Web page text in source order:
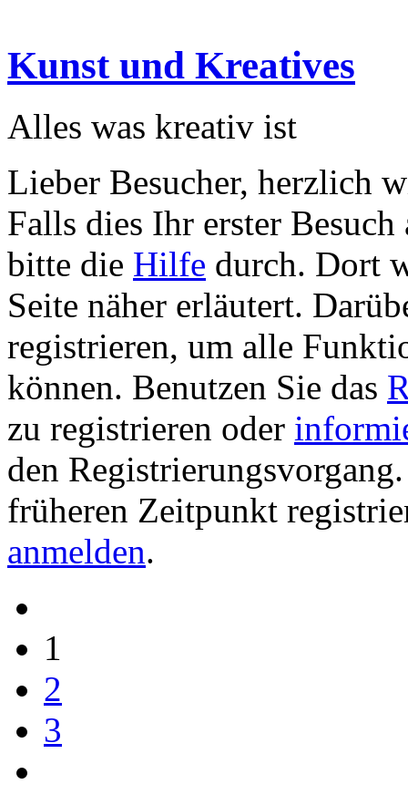
Kunst und Kreatives
Alles was kreativ ist
Lieber Besucher, herzlich
Falls dies Ihr erster
bitte die Hilfe durch. Dort
Seite näher erläutert.
registrieren, um alle
können. Benutzen Sie das
zu registrieren oder
den
früheren Zeitpunkt
anmelden.
1
2
3